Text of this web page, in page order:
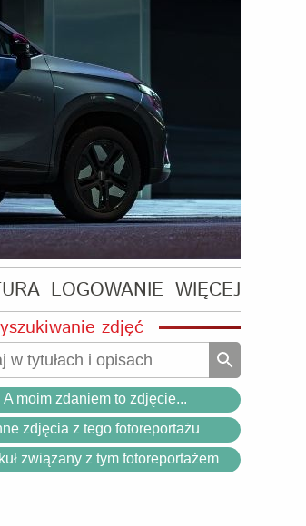
LOGOWANIE WIĘCEJ
zdjęć
A moim zdaniem to zdjęcie...
zdjęcia z tego fotoreportażu
związany z tym fotoreportażem